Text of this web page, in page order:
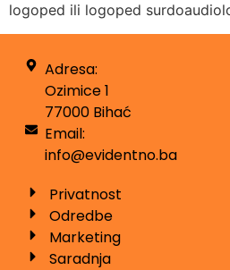
logoped ili logoped
Adresa:
Ozimice 1
77000 Bihać
Email:
info@evidentno.ba
Privatnost
Odredbe
Marketing
Saradnja